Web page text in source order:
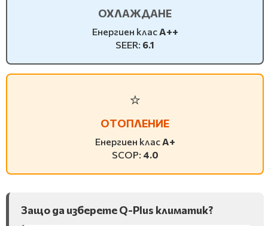
ОХЛАЖДАНЕ
Енергиен клас A++
SEER: 6.1
⭐
ОТОПЛЕНИЕ
Енергиен клас A+
SCOP: 4.0
Защо да изберете Q-Plus климатик?